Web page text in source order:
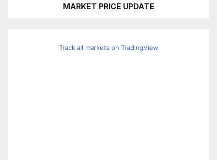
MARKET PRICE UPDATE
Track all markets on TradingView